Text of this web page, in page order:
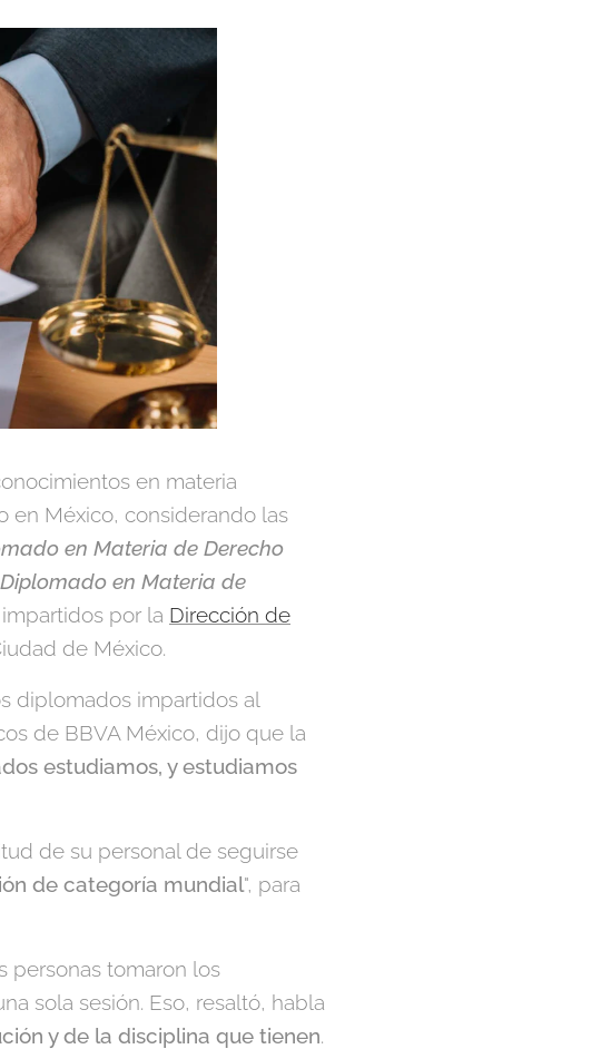
en materia
en México, considerando las
en Materia de Derecho
Diplomado en Materia de
impartidos por la Dirección de
de México.
diplomados impartidos al
de BBVA México, dijo que la
estudiamos, y estudiamos
de su personal de seguirse
de categoría mundial", para
personas tomaron los
sola sesión. Eso, resaltó, habla
y de la disciplina que tienen.